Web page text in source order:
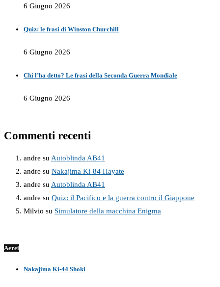
6 Giugno 2026
Quiz: le frasi di Winston Churchill
6 Giugno 2026
Chi l’ha detto? Le frasi della Seconda Guerra Mondiale
6 Giugno 2026
Commenti recenti
andre su Autoblinda AB41
andre su Nakajima Ki-84 Hayate
andre su Autoblinda AB41
andre su Quiz: il Pacifico e la guerra contro il Giappone
Milvio su Simulatore della macchina Enigma
Aerei
Nakajima Ki-44 Shoki